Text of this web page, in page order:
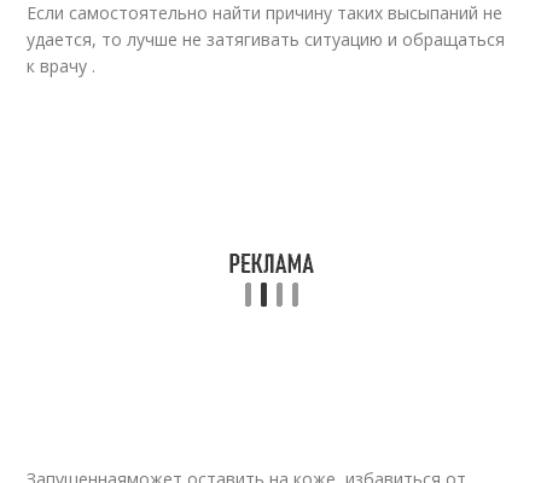
Если самостоятельно найти причину таких высыпаний не
удается, то лучше не затягивать ситуацию и обращаться
к врачу .